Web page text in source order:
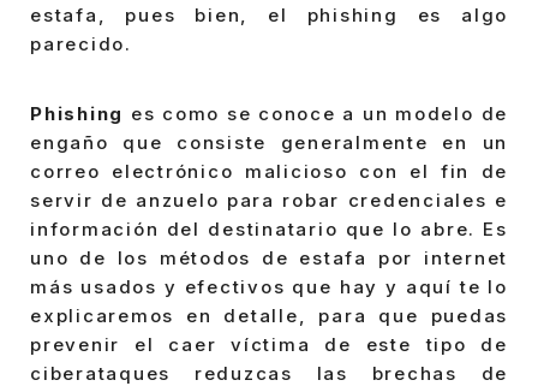
estafa, pues bien, el phishing es algo
parecido.
Phishing es como se conoce a un modelo de
engaño que consiste generalmente en un
correo electrónico malicioso con el fin de
servir de anzuelo para robar credenciales e
información del destinatario que lo abre. Es
uno de los métodos de estafa por internet
más usados y efectivos que hay y aquí te lo
explicaremos en detalle, para que puedas
prevenir el caer víctima de este tipo de
ciberataques reduzcas las brechas de